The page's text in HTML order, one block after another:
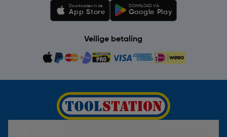
Downloaden in de
App Store
DOWNLOAD VIA
Google Play
Veilige betaling